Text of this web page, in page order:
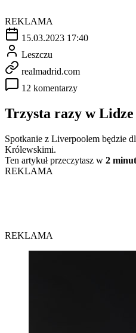
REKLAMA
15.03.2023 17:40
Leszczu
realmadrid.com
12 komentarzy
Trzysta razy w
Spotkanie z Liverpoolem będzie
Królewskimi.
Ten artykuł przeczytasz w 2
REKLAMA
REKLAMA